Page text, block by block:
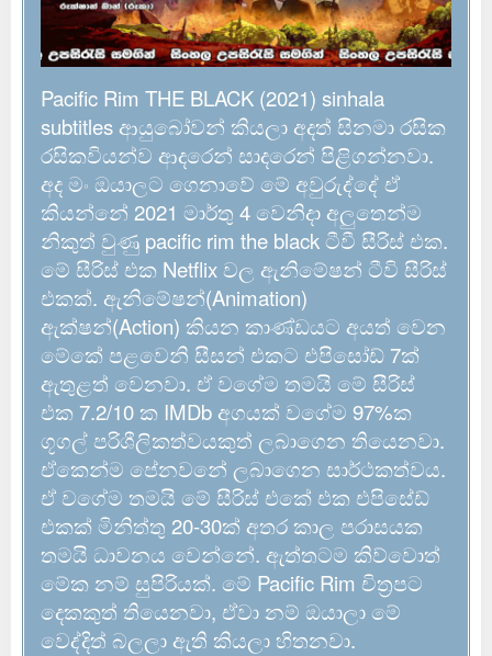
Pacific Rim THE BLACK (2021) sinhala
subtitles ආයුබෝවන් කියලා අදත් සිනමා රසික
රසිකවියන්ව ආදරෙන් සාදරෙන් පිළිගන්නවා.
අද මං ඔයාලට ගෙනාවේ මේ අවුරුද්දේ ඒ
කියන්නේ 2021 මාර්තු 4 වෙනිදා අලුතෙන්ම
නිකුත් වුණු pacific rim the black ටීවී සීරිස් එක.
මේ සීරිස් එක Netflix වල ඇනිමේෂන් ටීවි සීරිස්
එකක්. ඇනිමේෂන්(Animation)
ඇක්ෂන්(Action) කියන කාණ්ඩයට අයත් වෙන
මේකේ පළවෙනි සීසන් එකට එපිසෝඩ් 7ක්
ඇතුළත් වෙනවා. ඒ වගේම තමයි මේ සීරිස්
එක 7.2/10 ක IMDb අගයක් වගේම 97%ක
ගූගල් පරිශීලිකත්වයකුත් ලබාගෙන තියෙනවා.
ඒකෙන්ම පේනවනේ ලබාගෙන සාර්ථකත්වය.
ඒ වගේම තමයි මේ සීරිස් එකේ එක එපිසේඩ්
එකක් මිනිත්තු 20-30ක් අතර කාල පරාසයක
තමයි ධාවනය වෙන්නේ. ඇත්තටම කිව්වොත්
මේක නම් සුපිරියක්. මේ Pacific Rim චිත්‍රපට
දෙකකුත් තියෙනවා, ඒවා නම් ඔයාලා මේ
වෙද්දිත් බලලා ඇති කියලා හිතනවා.